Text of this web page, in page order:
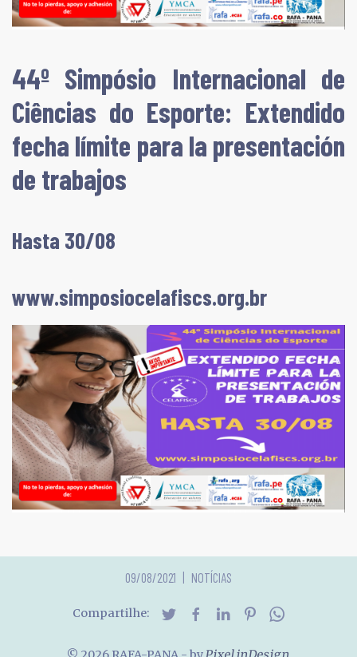
44º Simpósio Internacional de
Ciências do Esporte: Extendido
fecha límite para la presentación
de trabajos
Hasta 30/08
www.simposiocelafiscs.org.br
09/08/2021 NOTÍCIAS
Compartilhe: